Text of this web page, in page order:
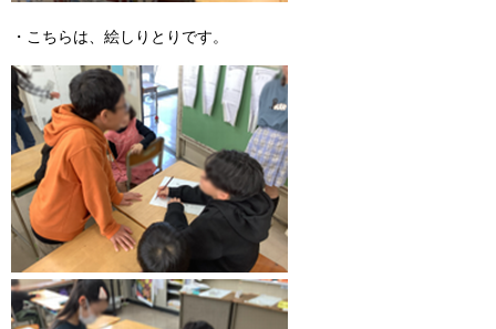
・こちらは、絵しりとりです。